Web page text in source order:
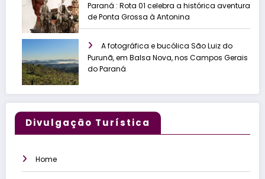
Paraná : Rota 01 celebra a histórica aventura
de Ponta Grossa à Antonina
A fotográfica e bucólica São Luiz do
Purunã, em Balsa Nova, nos Campos Gerais
do Paraná
Divulgação Turística
Home